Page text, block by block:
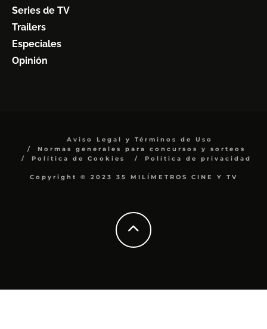
Series de TV
Trailers
Especiales
Opinión
Aviso Legal y Términos de Uso
Normas generales para concursos y sorteos
Política de Cookies
Política de privacidad
Copyright © 2023 35 MILÍMETROS CINE Y TV